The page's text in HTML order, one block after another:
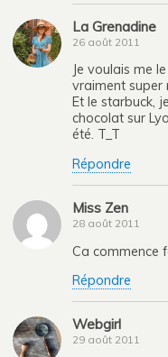
La Grenadine
26 août 2011
Je voulais me
vraiment super
Et le starbuck,
chocolat sur
été. T_T
Répondre
Miss Zen
28 août 2011
Ca commence
Répondre
Webgirl
29 août 2011